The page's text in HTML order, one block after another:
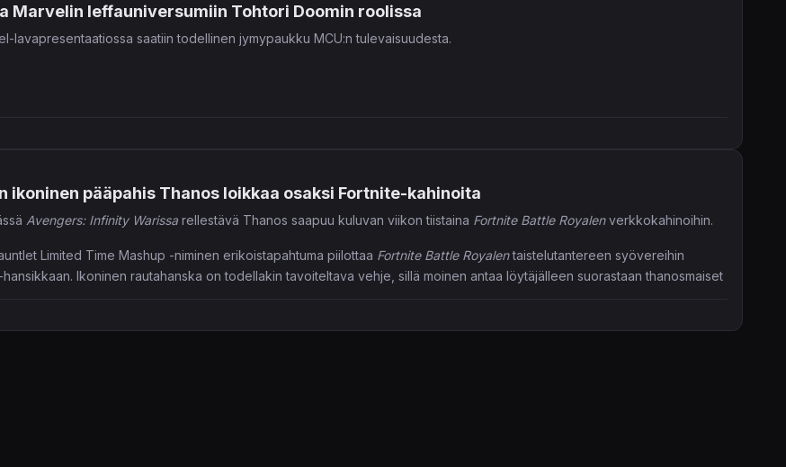
Marvelin leffauniversumiin Tohtori Doomin roolissa
lavapresentaatiossa saatiin todellinen jymypaukku MCU:n tulevaisuudesta.
ikoninen pääpahis Thanos loikkaa osaksi Fortnite-kahinoita
Avengers: Infinity Warissa rellestävä Thanos saapuu kuluvan viikon tiistaina Fortnite Battle Royalenverkkokahinoihin.
Limited Time Mashup -niminen erikoistapahtuma piilottaa Fortnite Battle Royalentaistelutantereen syövereihin
Ikoninen rautahanska on todellakin tavoiteltava vehje, sillä moinen antaa löytäjälleen suorastaan thanosmaiset